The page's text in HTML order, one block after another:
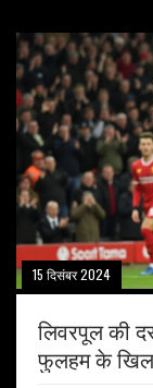
15 दिसंबर 2024
लिवरपूल की
फुलहम के